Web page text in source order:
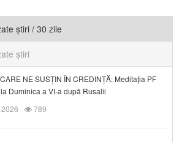
știri / 30 zile
știri
NE SUSȚIN ÎN CREDINȚĂ: Meditația PF
Duminica a VI-a după Rusalii
789